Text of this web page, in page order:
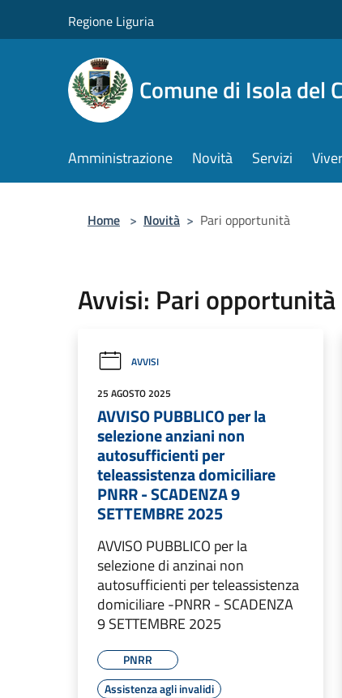
Regione Liguria
Comune di Isola del
Amministrazione Novità Servizi
Home > Novità > Pari opportunità
Avvisi: Pari opportunità
AVVISI
25 AGOSTO 2025
AVVISO PUBBLICO per la
selezione anziani non
autosufficienti per
teleassistenza domiciliare
PNRR - SCADENZA 9
SETTEMBRE 2025
AVVISO PUBBLICO per la
selezione di anzinai non
autosufficienti per teleassistenza
domiciliare -PNRR - SCADENZA
9 SETTEMBRE 2025
PNRR
Assistenza agli invalidi